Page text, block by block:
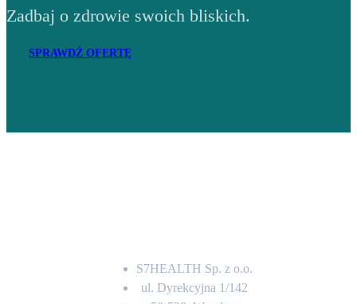
Zadbaj o zdrowie swoich bliskich.
SPRAWDŹ OFERTĘ
S7HEALTH Sp. z o.o.
ul. Dyrekcyjna 1/142